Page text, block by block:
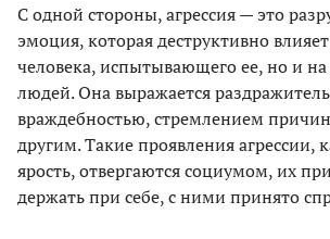
С одной стороны, агрессия — это
эмоция, которая деструктивно
человека, испытывающего ее, но и
людей. Она выражается
враждебностью, стремлением
другим. Такие проявления агрессии,
ярость, отвергаются социумом, их
держать при себе, с ними принято